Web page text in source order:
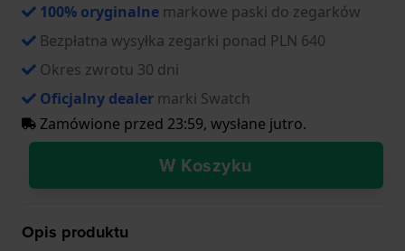
100% oryginalne markowe paski do zegarków
Bezpłatna wysyłka zegarki ponad PLN 640
Okres zwrotu 30 dni
Oficjalny dealer marki Swatch
Zamówione przed 23:59, wysłane jutro.
W Koszyku
Opis produktu